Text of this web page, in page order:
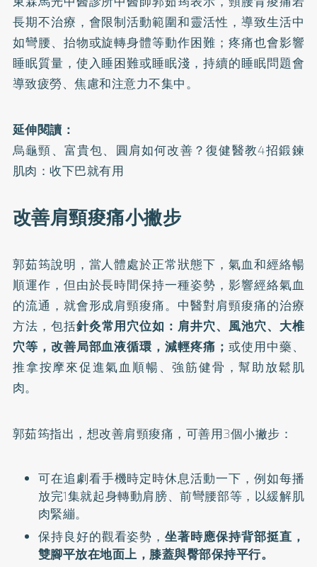
長期不治療，會限制活動範圍和靈活性，導致生活中
如彎腰、抬物或旋轉身體等動作困難；疼痛也會影響
睡眠質量，使入睡困難或睡眠淺，持續的睡眠問題會
導致疲勞、焦慮和注意力不集中。
延伸閱讀：
烏龜頸、富貴包、圓肩如何改善？復健醫教4招鍛鍊
肌肉：收下巴就有用
改善肩頸痠痛小撇步
郭茹筠說明，當人體處於正常狀態下，氣血和經絡暢
順運作，但由於長時間保持一種姿勢，影響經絡氣血
的流通，就會形成肩頸痠痛。中醫對肩頸痠痛的治療
方法，包括針灸常用穴位如：肩井穴、風池穴、大椎
穴等，改善局部血液循環，減輕疼痛； 或使用中藥、
推拿按摩來促進氣血順暢、強筋健骨，幫助放鬆肌
肉。
郭茹筠指出，想改善肩頸痠痛，可善用3個小撇步：
可在追劇看手機時定時休息活動一下，例如每播
放完1集就起身轉動肩膀、前彎腰部等，以緩解肌
肉緊繃。
保持良好的觀看姿勢，坐著時應保持背部挺直，
雙腳平放在地面上，膝蓋與臀部保持平行。